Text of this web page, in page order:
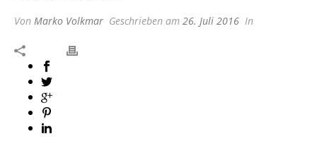
Von Marko Volkmar Geschrieben am 26. Juli 2016 In